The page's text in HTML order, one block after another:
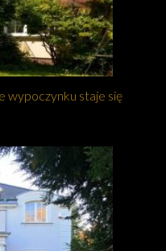
wypoczynku staje się